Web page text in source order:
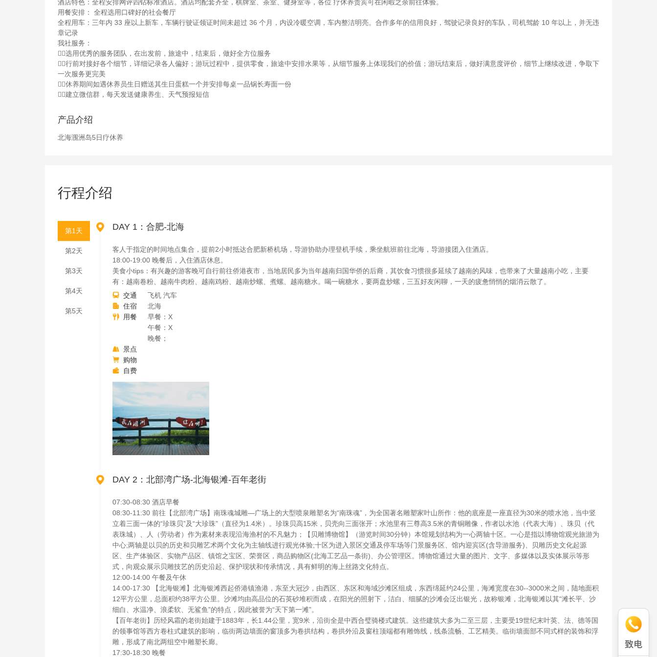
酒店特色：全程安排网评四钻标准酒店。酒店均配套齐全，棋牌室、茶室、健身室等，各位 疗休养贵宾可在闲暇之余前往体验。
用餐安排： 全程选用口碑好的社会餐厅
全程用车：三年内 33 座以上新车，车辆行驶证领证时间未超过 36 个月，内设冷暖空调，车内整洁明亮。合作多年的信用良好，驾驶记录良好的车队，司机驾龄 10 年以上，并无违
章记录
我社服务：
选用优秀的服务团队，在出发前，旅途中，结束后，做好全方位服务
行前对接好各个细节，详细记录各人偏好；游玩过程中，提供零食，旅途中安排水果等，从细节服务上体现我们的价值；游玩结束后，做好满意度评价，细节上继续改进，争取下
一次服务更完美
休养期间如遇休养员生日赠送其生日蛋糕一个并安排每桌一品锅长寿面一份
建立微信群，每天发送健康养生、天气预报短信
产品介绍
北海涠洲岛5日疗休养
行程介绍
第1天
第2天
第3天
第4天
第5天
 DAY 1：合肥-北海
客人于指定的时间地点集合，提前2小时抵达合肥新桥机场，导游协助办理登机手续，乘坐航班前往北海，导游接团入住酒店。
18:00-19:00 晚餐后，入住酒店休息。
美食小tips：有兴趣的游客晚可自行前往侨港夜市，当地居民多为当年越南归国华侨的后裔，其饮食习惯很多延续了越南的风味，也带来了大量越南小吃，主要
有：越南卷粉、越南牛肉粉、越南鸡粉、越南炒螺、煮螺、越南糖水。喝一碗糖水，要两盘炒螺，三五好友闲聊，一天的疲惫悄悄的烟消云散了。
 交通 飞机 汽车
 住宿 北海
 用餐
早餐：X
午餐：X
晚餐；
 景点
 购物
 自费
 DAY 2：北部湾广场-北海银滩-百年老街
07:30-08:30 酒店早餐
08:30-11:30 前往【北部湾广场】南珠魂城雕—广场上的大型喷泉雕塑名为“南珠魂”，为全国著名雕塑家叶山所作：他的底座是一座直径为30米的喷水池，当中竖
立着三面一体的“珍珠贝”及“大珍珠”（直径为1.4米）。珍珠贝高15米，贝壳向三面张开；水池里有三尊高3.5米的青铜雕像，作者以水池（代表大海）、珠贝（代
表珠城）、人（劳动者）作为素材来表现沿海渔村的不凡魅力；【贝雕博物馆】（游览时间30分钟）本馆规划结构为一心两轴十区。一心是指以博物馆观光旅游为
中心;两轴是以贝的历史和贝雕艺术两个文化为主轴线进行观光体验;十区为进入景区交通及停车场等门景服务区、馆内迎宾区(含导游服务)、贝雕历史文化起源
区、生产体验区、实物产品区、镇馆之宝区、荣誉区，商品购物区(北海工艺品一条街)、办公管理区。博物馆通过大量的图片、文字、多媒体以及实体展示等形
式，向观众展示贝雕技艺的历史沿起、保护现状和传承情况，具有鲜明的海上丝路文化特点。
12:00-14:00 午餐及午休
14:00-17:30 【北海银滩】北海银滩西起侨港镇渔港，东至大冠沙，由西区、东区和海域沙滩区组成，东西绵延约24公里，海滩宽度在30--3000米之间，陆地面积
12平方公里，总面积约38平方公里。沙滩均由高品位的石英砂堆积而成，在阳光的照射下，洁白、细腻的沙滩会泛出银光，故称银滩，北海银滩以其“滩长平、沙
细白、水温净、浪柔软、无鲨鱼”的特点，因此被誉为“天下第一滩”。
【百年老街】历经风霜的老街始建于1883年，长1.44公里，宽9米，沿街全是中西合璧骑楼式建筑。这些建筑大多为二至三层，主要受19世纪末叶英、法、德等国
的领事馆等西方卷柱式建筑的影响，临街两边墙面的窗顶多为卷拱结构，卷拱外沿及窗柱顶端都有雕饰线，线条流畅、工艺精美。临街墙面部不同式样的装饰和浮
雕，形成了南北两组空中雕塑长廊。
17:30-18:30 晚餐